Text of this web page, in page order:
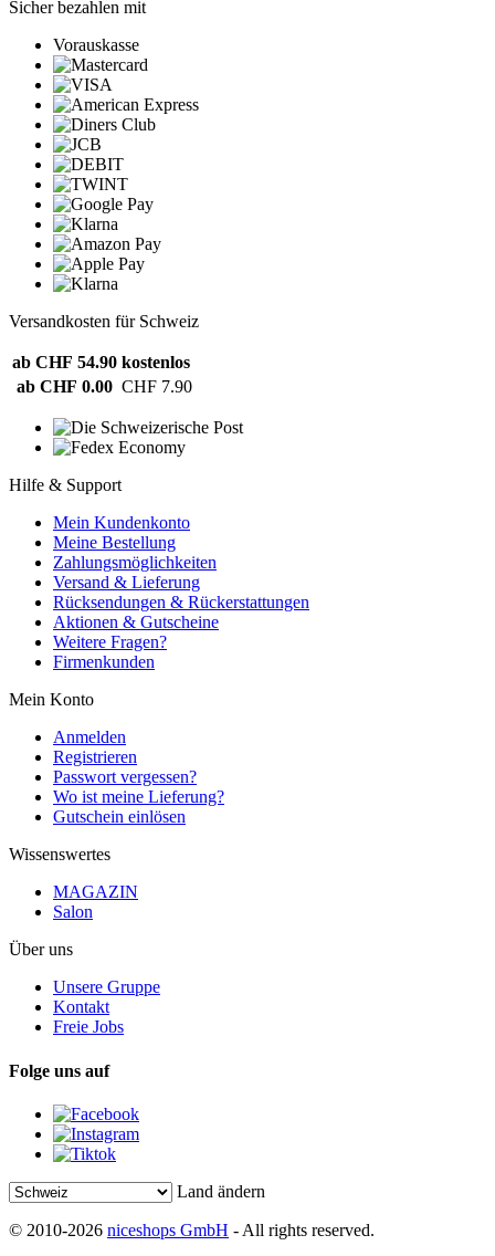
Sicher bezahlen mit
Vorauskasse
Versandkosten für Schweiz
ab CHF 54.90 kostenlos
ab CHF 0.00 CHF 7.90
Hilfe & Support
Mein Kundenkonto
Meine Bestellung
Zahlungsmöglichkeiten
Versand & Lieferung
Rücksendungen & Rückerstattungen
Aktionen & Gutscheine
Weitere Fragen?
Firmenkunden
Mein Konto
Anmelden
Registrieren
Passwort vergessen?
Wo ist meine Lieferung?
Gutschein einlösen
Wissenswertes
MAGAZIN
Salon
Über uns
Unsere Gruppe
Kontakt
Freie Jobs
Folge uns auf
Land ändern
© 2010-2026 niceshops GmbH - All rights reserved.